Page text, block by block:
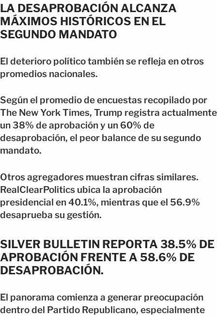
LA DESAPROBACIÓN ALCANZA
MÁXIMOS HISTÓRICOS EN EL
SEGUNDO MANDATO
El deterioro político también se refleja en otros
promedios nacionales.
Según el promedio de encuestas recopilado por
The New York Times, Trump registra actualmente
un 38% de aprobación y un 60% de
desaprobación, el peor balance de su segundo
mandato.
Otros agregadores muestran cifras similares.
RealClearPolitics ubica la aprobación
presidencial en 40.1%, mientras que el 56.9%
desaprueba su gestión.
SILVER BULLETIN REPORTA 38.5% DE
APROBACIÓN FRENTE A 58.6% DE
DESAPROBACIÓN.
El panorama comienza a generar preocupación
dentro del Partido Republicano, especialmente